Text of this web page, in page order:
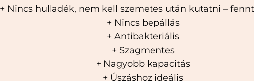
+ Nincs hulladék, nem kell szemetes után kutatni –
+ Nincs bepállás
+ Antibakteriális
+ Szagmentes
+ Nagyobb kapacitás
+ Úszáshoz ideális